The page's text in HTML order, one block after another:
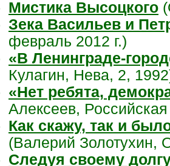
Мистика Высоцкого
Зека Васильев и
февраль 2012 г.)
«В Ленинграде-
Кулагин, Нева, 2,
«Нет ребята,
Алексеев, Российская
Как скажу, так и
(Валерий
Следуя своему